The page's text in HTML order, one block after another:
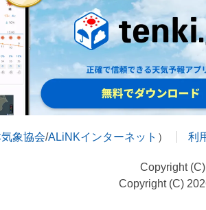
気象協会/ALiNKインターネット ） 利
Copyright
Copyright (C)